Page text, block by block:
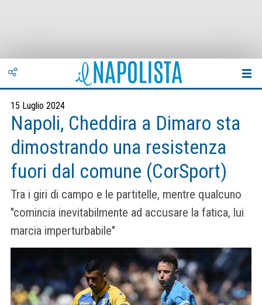
15 Luglio 2024
Napoli, Cheddira a Dimaro sta
dimostrando una resistenza
fuori dal comune (CorSport)
Tra i giri di campo e le partitelle, mentre qualcuno
"comincia inevitabilmente ad accusare la fatica, lui
marcia imperturbabile"